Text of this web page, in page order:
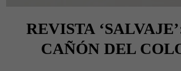
REVISTA
CAÑÓN DEL